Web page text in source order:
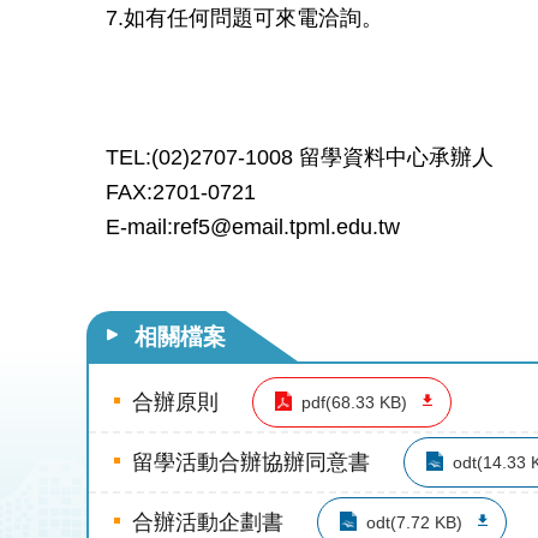
7.如有任何問題可來電洽詢。
TEL:(02)2707-1008 留學資料中心承辦人
FAX:2701-0721
E-mail:ref5@email.tpml.edu.tw
相關檔案
合辦原則 pdf(68.33 KB)
留學活動合辦協辦同意書 odt(14.33
合辦活動企劃書 odt(7.72 KB)